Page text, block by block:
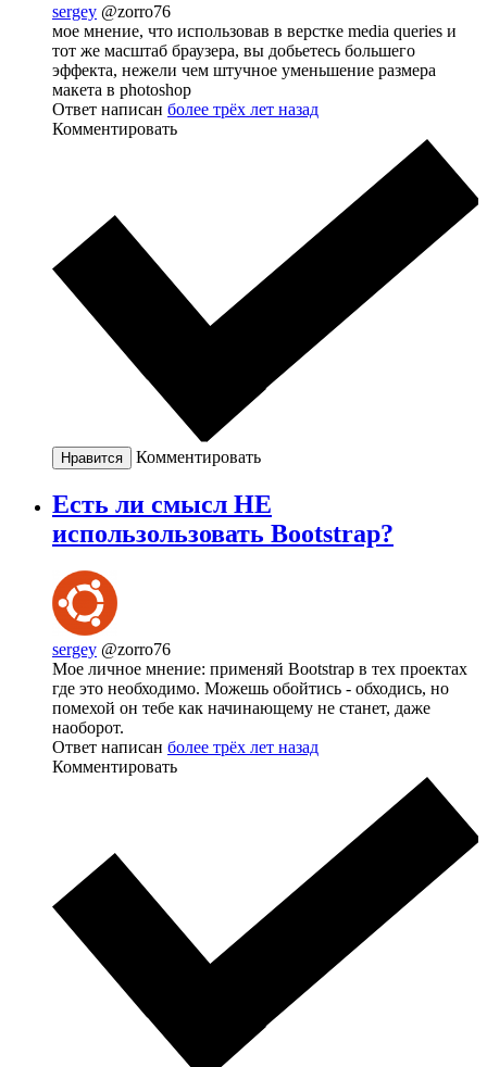
sergey @zorro76
мое мнение, что использовав в верстке media queries и
тот же масштаб браузера, вы добьетесь большего
эффекта, нежели чем штучное уменьшение размера
макета в photoshop
Ответ написан более трёх лет назад
Комментировать
Нравится Комментировать
Есть ли смысл НЕ
использользовать Bootstrap?
sergey @zorro76
Мое личное мнение: применяй Bootstrap в тех проектах
где это необходимо. Можешь обойтись - обходись, но
помехой он тебе как начинающему не станет, даже
наоборот.
Ответ написан более трёх лет назад
Комментировать